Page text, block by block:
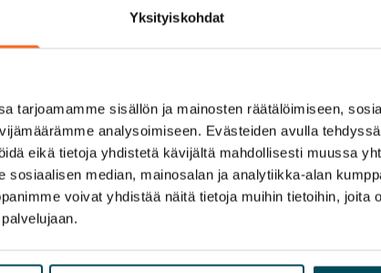
Yksityiskohdat
tarjoamamme sisällön ja mainosten räätälöimiseen,
analysoimiseen. Evästeiden avulla
eikä tietoja yhdistetä kävijältä mahdollisesti muussa
sosiaalisen median, mainosalan ja analytiikka-alan
voivat yhdistää näitä tietoja muihin tietoihin, joita
vuokraan
itse sähkösopimuksen.